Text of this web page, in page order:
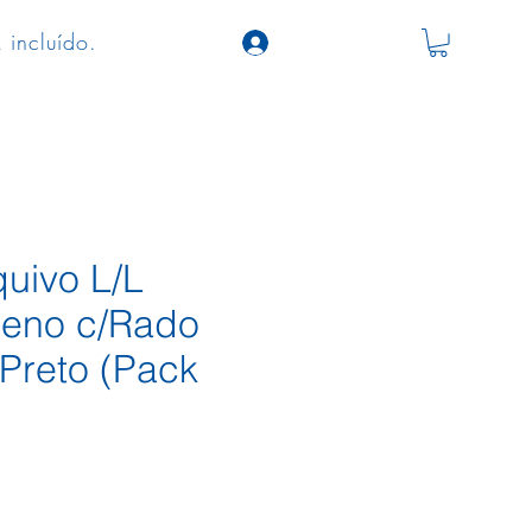
incluído.
L/L
c/Rado
(Pack